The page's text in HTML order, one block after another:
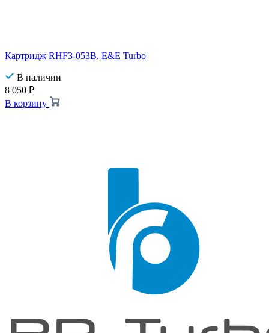
Картридж RHF3-053B, E&E Turbo
В наличии
8 050 ₽
В корзину